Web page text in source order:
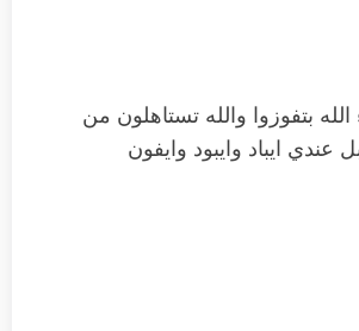
بتفوزوا والله تستاهلون من
عندي ايباد وايبود وايفون